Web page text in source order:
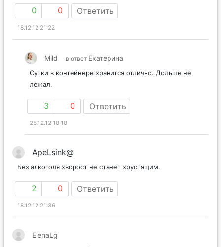
0 0 Ответить
18.12.12 21:22
Mild в ответ Екатерина
Сутки в контейнере хранится отлично. Дольше не
лежал.
3 0 Ответить
25.12.12 18:18
ApeLsink@
Без алкоголя хворост не станет хрустящим.
2 0 Ответить
18.12.12 21:36
ElenaLg